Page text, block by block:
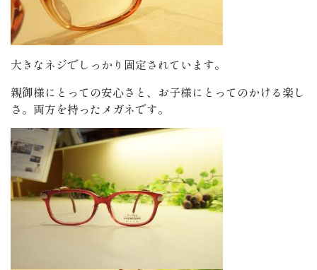
大きなネジでしっかり固定されています。
親御様にとっての安心さと、お子様にとってのかける楽し
さ。両方を持ったメガネです。